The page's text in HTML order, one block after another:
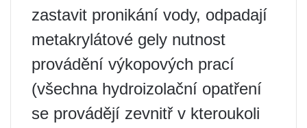
zastavit pronikání vody, odpadají
metakrylátové gely nutnost
provádění výkopových prací
(všechna hydroizolační opatření
se provádějí zevnitř v kteroukoli